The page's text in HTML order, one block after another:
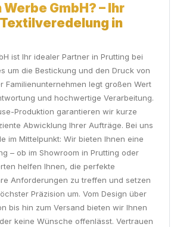
GmbH? – Ihr
in
ist Ihr idealer Partner in Prutting bei
um die Bestickung und den Druck von
Familienunternehmen legt großen Wert
und hochwertige Verarbeitung.
Produktion garantieren wir kurze
Abwicklung Ihrer Aufträge. Bei uns
im Mittelpunkt: Wir bieten Ihnen eine
– ob im Showroom in Prutting oder
helfen Ihnen, die perfekte
Anforderungen zu treffen und setzen
Präzision um. Vom Design über
bis hin zum Versand bieten wir Ihnen
keine Wünsche offenlässt. Vertrauen